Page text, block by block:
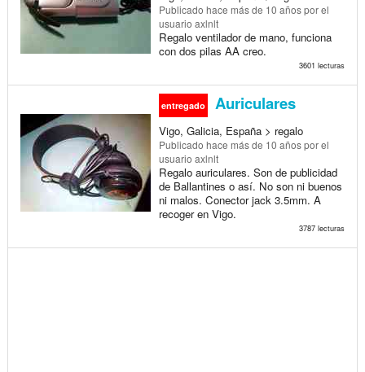
Publicado hace más de 10 añospor el
usuario axlnlt
Regalo ventilador de mano, funciona
con dos pilas AA creo.
3601 lecturas
entregado Auriculares
Vigo, Galicia, España > regalo
Publicado hace más de 10 añospor el
usuario axlnlt
Regalo auriculares. Son de publicidad
de Ballantines o así. No son ni buenos
ni malos. Conector jack 3.5mm. A
recoger en Vigo.
3787 lecturas